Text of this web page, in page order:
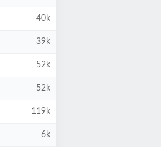
40k
39k
52k
52k
119k
6k